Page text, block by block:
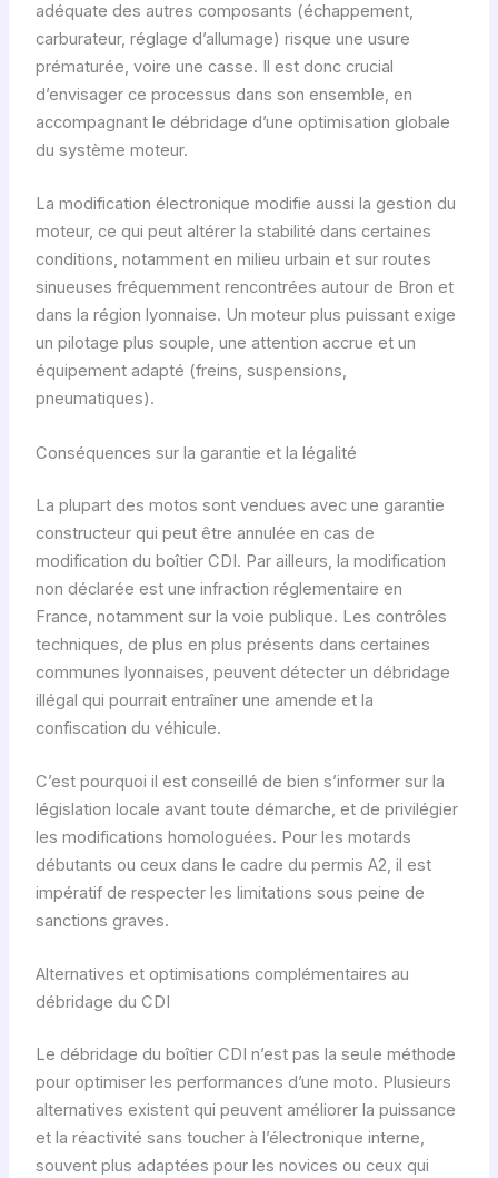
adéquate des autres composants (échappement,
carburateur, réglage d’allumage) risque une usure
prématurée, voire une casse. Il est donc crucial
d’envisager ce processus dans son ensemble, en
accompagnant le débridage d’une optimisation globale
du système moteur.
La modification électronique modifie aussi la gestion du
moteur, ce qui peut altérer la stabilité dans certaines
conditions, notamment en milieu urbain et sur routes
sinueuses fréquemment rencontrées autour de Bron et
dans la région lyonnaise. Un moteur plus puissant exige
un pilotage plus souple, une attention accrue et un
équipement adapté (freins, suspensions,
pneumatiques).
Conséquences sur la garantie et la légalité
La plupart des motos sont vendues avec une garantie
constructeur qui peut être annulée en cas de
modification du boîtier CDI. Par ailleurs, la modification
non déclarée est une infraction réglementaire en
France, notamment sur la voie publique. Les contrôles
techniques, de plus en plus présents dans certaines
communes lyonnaises, peuvent détecter un débridage
illégal qui pourrait entraîner une amende et la
confiscation du véhicule.
C’est pourquoi il est conseillé de bien s’informer sur la
législation locale avant toute démarche, et de privilégier
les modifications homologuées. Pour les motards
débutants ou ceux dans le cadre du permis A2, il est
impératif de respecter les limitations sous peine de
sanctions graves.
Alternatives et optimisations complémentaires au
débridage du CDI
Le débridage du boîtier CDI n’est pas la seule méthode
pour optimiser les performances d’une moto. Plusieurs
alternatives existent qui peuvent améliorer la puissance
et la réactivité sans toucher à l’électronique interne,
souvent plus adaptées pour les novices ou ceux qui